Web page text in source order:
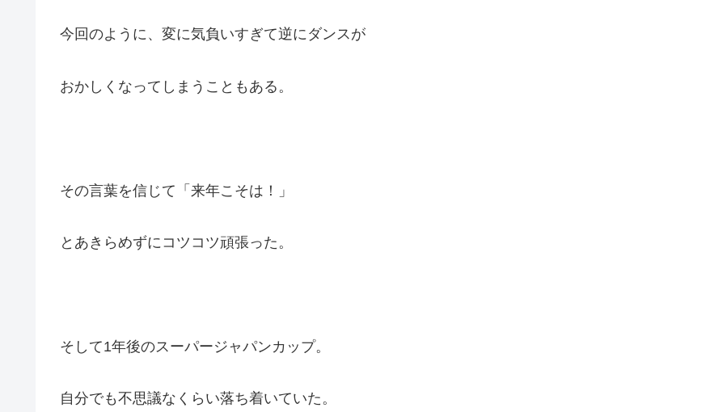
今回のように、変に気負いすぎて逆にダンスが
おかしくなってしまうこともある。
その言葉を信じて「来年こそは！」
とあきらめずにコツコツ頑張った。
そして1年後のスーパージャパンカップ。
自分でも不思議なくらい落ち着いていた。